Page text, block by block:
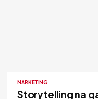
MARKETING
Storytelling na